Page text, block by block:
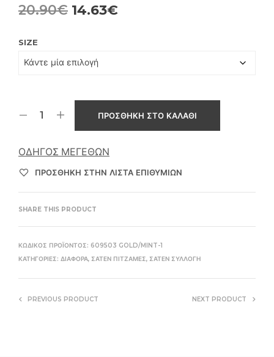
20.90€ Original
20.90€.
14.63€Η
SIZE
ΠΡΟΣΘΉΚΗ ΣΤΟ ΚΑΛΆΘΙ
ΟΔΗΓΌΣ ΜΕΓΕΘΏΝ
ΠΡΌΣΘΉΚΗ ΣΤΗΝ ΛΊΣΤΑ ΕΠΙΘΥΜΙΏΝ
SHARE THIS PRODUCT
ΚΩΔΙΚΌΣ ΠΡΟΪΌΝΤΟΣ: 609503 GOLD/MINT-1
ΚΑΤΗΓΟΡΊΕΣ: ΔΙΆΦΟΡΑ, ΣΑΤΈΝ ΠΙΤΖΆΜΕΣ, ΣΑΤΈΝ ΣΥΛΛΟΓΉ
PREVIOUS PRODUCT NEXT PRODUCT